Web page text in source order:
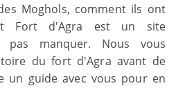
Moghols, comment ils ont
Fort d'Agra est un site
pas manquer. Nous vous
du fort d'Agra avant de
un guide avec vous pour en